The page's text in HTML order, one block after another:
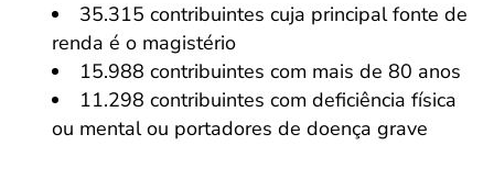
35.315 contribuintes cuja principal fonte de
renda é o magistério
15.988 contribuintes com mais de 80 anos
11.298 contribuintes com deficiência física
ou mental ou portadores de doença grave